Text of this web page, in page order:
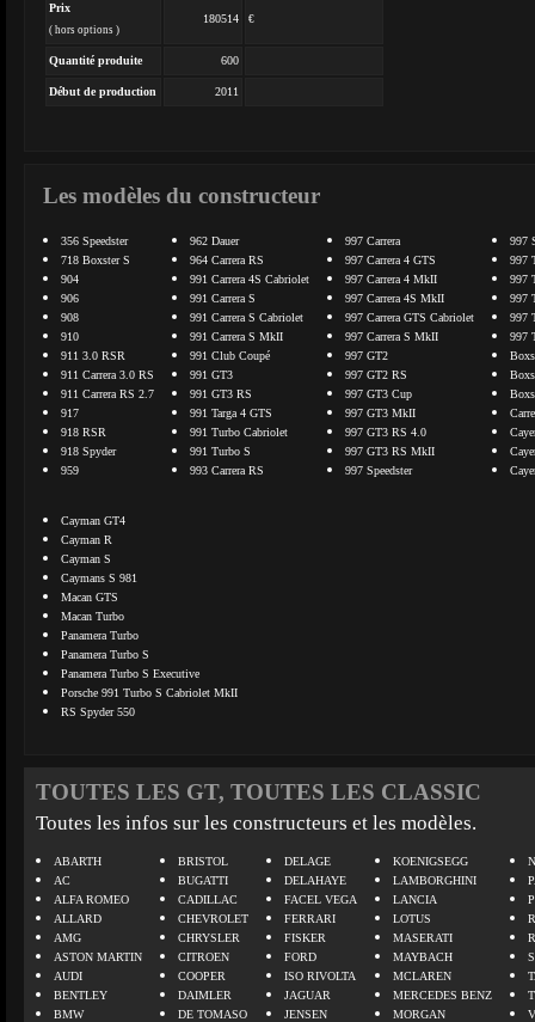
Prix
( hors options )
180514 €
Quantité produite 600
Début de production 2011
Les modèles du constructeur
356 Speedster
718 Boxster S
904
906
908
910
911 3.0 RSR
911 Carrera 3.0 RS
911 Carrera RS 2.7
917
918 RSR
918 Spyder
959
962 Dauer
964 Carrera RS
991 Carrera 4S Cabriolet
991 Carrera S
991 Carrera S Cabriolet
991 Carrera S MkII
991 Club Coupé
991 GT3
991 GT3 RS
991 Targa 4 GTS
991 Turbo Cabriolet
991 Turbo S
993 Carrera RS
997 Carrera
997 Carrera 4 GTS
997 Carrera 4 MkII
997 Carrera 4S MkII
997 Carrera GTS Cabriolet
997 Carrera S MkII
997 GT2
997 GT2 RS
997 GT3 Cup
997 GT3 MkII
997 GT3 RS 4.0
997 GT3 RS MkII
997 Speedster
997
997
997
997
997
997
Cayman GT4
Cayman R
Cayman S
Caymans S 981
Macan GTS
Macan Turbo
Panamera Turbo
Panamera Turbo S
Panamera Turbo S Executive
Porsche 991 Turbo S Cabriolet MkII
RS Spyder 550
TOUTES LES GT, TOUTES LES CLASSIC
Toutes les infos sur les constructeurs et les modèles.
ABARTH
AC
ALFA ROMEO
ALLARD
AMG
ASTON MARTIN
AUDI
BENTLEY
BMW
BRISTOL
BUGATTI
CADILLAC
CHEVROLET
CHRYSLER
CITROEN
COOPER
DAIMLER
DE TOMASO
DELAGE
DELAHAYE
FACEL VEGA
FERRARI
FISKER
FORD
ISO RIVOLTA
JAGUAR
JENSEN
KOENIGSEGG
LAMBORGHINI
LANCIA
LOTUS
MASERATI
MAYBACH
MCLAREN
MERCEDES BENZ
MORGAN